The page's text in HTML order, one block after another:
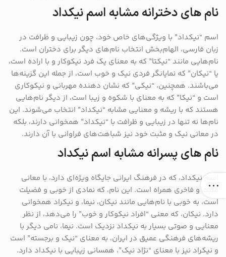
نام های دخترانه مشابه اسم نیکداد
اسم “نیکداد” با ویژگی‌های خاص خود، چون زیبایی و ظرافت در
زبان فارسی، الهام‌بخش انتخاب نام‌های دیگر برای دختران است.
نام‌هایی مانند “نیکتا” که به معنای یک فرد نیکوکار و با اراده است،
یا “نیکان” که نمایانگر فردی نیک و خوب است، از جمله این گزینه‌ها
می‌باشند. همچنین، “نیکی” که نشان دهنده مهربانی و نیکوکاری
است و “نیکا” که به معنای با شکوه و زیبا است، از دیگر نام‌هایی
هستند که با ریشه و معنایی مشابه “نیکداد” انتخاب می‌شوند. این
نام‌ها نه تنها در زیبایی و ظرافت با “نیکداد” همخوانی دارند، بلکه
در معانی نیک و مثبت خود نیز شباهت‌های فراوانی با آن دارند.
نام های پسرانه مشابه اسم نیکداد
اسم نیکداد، که در فرهنگ ایرانی جایگاه ویژه‌ای دارد، با معانی
مثبت و فاخری همراه است. این نام، که نمادی از خوبی و فضیلت
است، به خوبی با نام‌هایی مانند نیکان، نیما، و نیکراد همخوانی
دارد. نیکان، که معنی “افراد نیکوکار و خوب” را می‌دهد، از نظر
معنایی و صوتی بسیار به نیکداد نزدیک است. نیما، نامی دیگر با
ریشه‌های فرهنگی عمیق در ایران، به معنای “نیک و برجسته” است
و نیکراد نیز با معنای “نژاد نیک”، همسانی زیبایی با نیکداد دارد.